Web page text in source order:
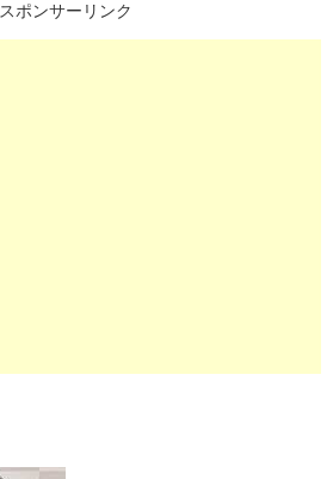
スポンサーリンク